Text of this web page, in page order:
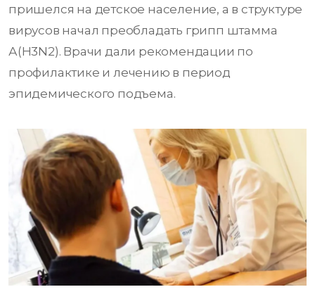
пришелся на детское население, а в структуре
вирусов начал преобладать грипп штамма
А(H3N2). Врачи дали рекомендации по
профилактике и лечению в период
эпидемического подъема.